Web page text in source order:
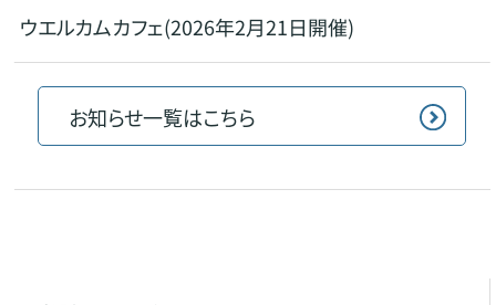
ウエルカムカフェ(2026年2月21日開催)
お知らせ一覧はこちら